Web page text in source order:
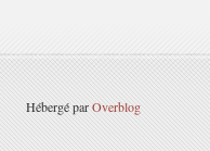
Hébergé parOverblog